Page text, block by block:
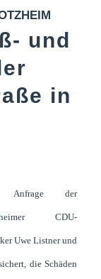
und
in
Anfrage der
CDU-
Uwe Listner und
die Schäden